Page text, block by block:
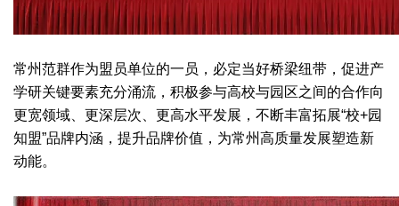
常州范群作为盟员单位的一员，必定当好桥梁纽带，促进产
学研关键要素充分涌流，积极参与高校与园区之间的合作向
更宽领域、更深层次、更高水平发展，不断丰富拓展“校+园
知盟”品牌内涵，提升品牌价值，为常州高质量发展塑造新
动能。